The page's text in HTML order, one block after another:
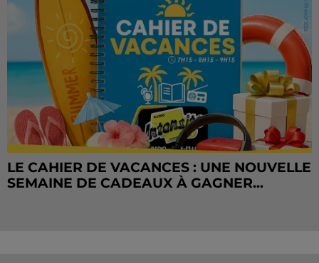
LE CAHIER DE VACANCES : UNE NOUVELLE
SEMAINE DE CADEAUX À GAGNER...